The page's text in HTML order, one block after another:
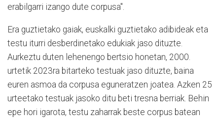
erabilgarri izango dute corpusa".
Era guztietako gaiak, euskalki guztietako adibideak eta
testu iturri desberdinetako edukiak jaso dituzte.
Aurkeztu duten lehenengo bertsio honetan, 2000.
urtetik 2023ra bitarteko testuak jaso dituzte, baina
euren asmoa da corpusa eguneratzen joatea. Azken 25
urteetako testuak jasoko ditu beti tresna berriak. Behin
epe hori igarota, testu zaharrak beste corpus batean